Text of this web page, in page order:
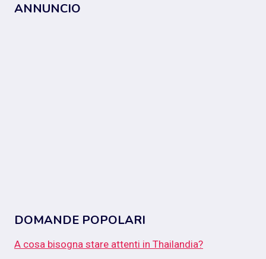
ANNUNCIO
DOMANDE POPOLARI
A cosa bisogna stare attenti in Thailandia?